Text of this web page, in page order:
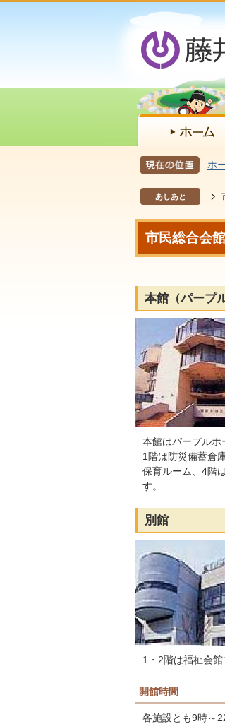
ホ
あしあと
市民総合会館
本館（パープ
本館はパープルホ
1階は防災備蓄倉
保育ルーム、4階
す。
別館
1・2階は福祉会
開館時間
各施設とも9時～